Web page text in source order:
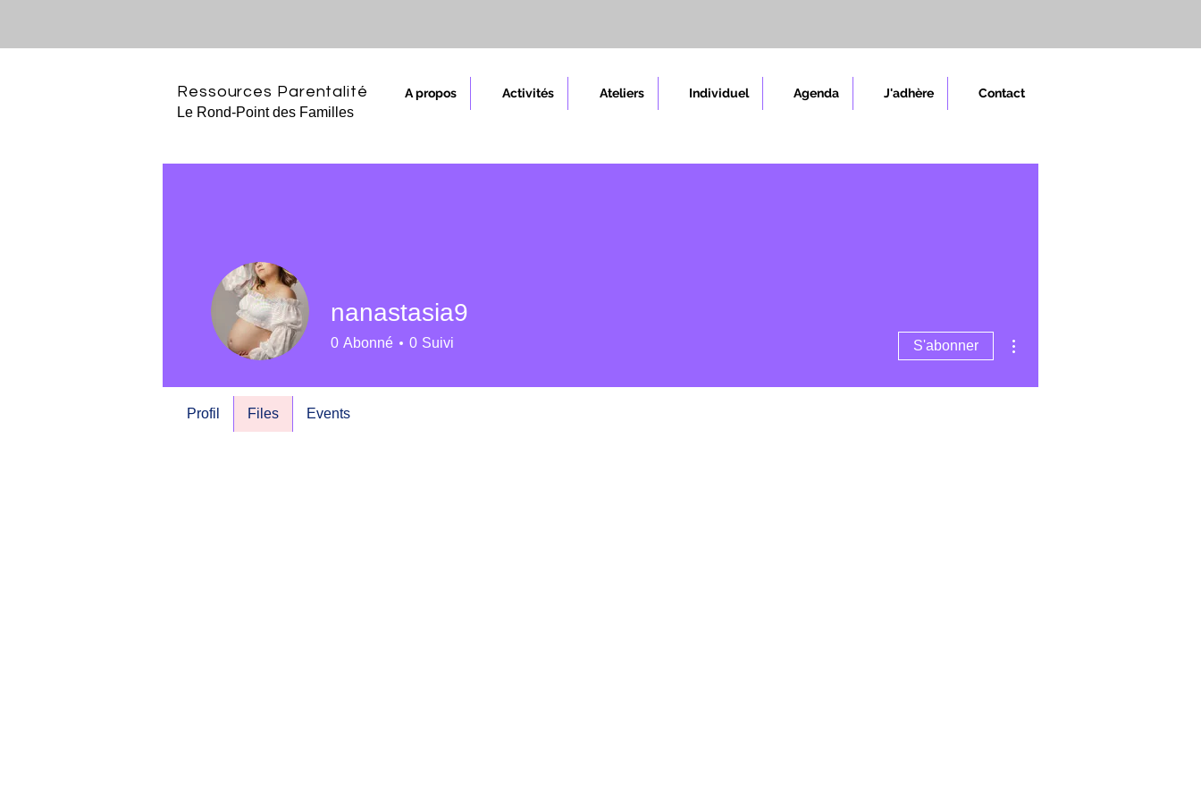
Ressources Parentalité
Le Rond-Point des Familles
A propos Activités Ateliers Individuel Agenda J'adhère Contact
nanastasia9
0 Abonné 0 Suivi S'abonner
Profil Files Events